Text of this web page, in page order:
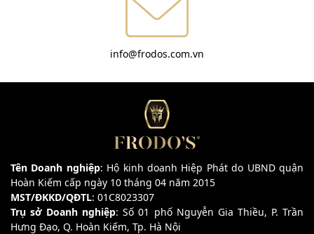
info@frodos.com.vn
Tên Doanh nghiệp: Hộ kinh doanh Hiệp Phát do UBND quận
Hoàn Kiếm cấp ngày 10 tháng 04 năm 2015
MST/ĐKKD/QĐTL: 01C8023307
Trụ sở Doanh nghiệp: Số 01 phố Nguyễn Gia Thiều, P. Trần
Hưng Đạo, Q. Hoàn Kiếm, Tp. Hà Nội